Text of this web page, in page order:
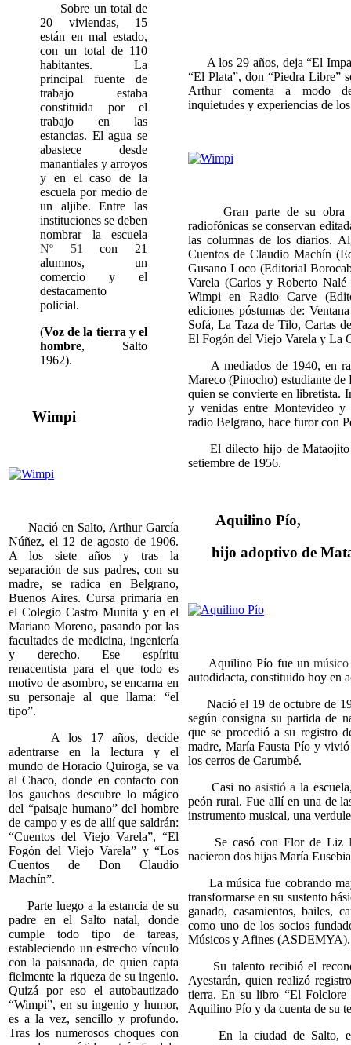
Sobre un total de
20 viviendas, 15
están en mal estado,
con un total de 110
habitantes. La
principal fuente de
trabajo estaba
constituida por el
trabajo en las
estancias. El agua se
abastece desde
manantiales y arroyos
y en el caso de la
escuela por medio de
un aljibe. Entre las
instituciones se deben
nombrar la escuela
Nº 51
con 21
alumnos, un
comercio y el
destacamento
policial.
(Voz de la tierra y el
hombre, Salto
1962).
Wimpi
Nació en Salto, Arthur García
Núñez, el 12 de agosto de 1906.
A los siete años y tras la
separación de sus padres, con su
madre, se radica en Belgrano,
Buenos Aires. Cursa primaria en
el Colegio Castro Munita y en el
Mariano Moreno, pasando por las
facultades de medicina, ingeniería
y derecho. Ese espíritu
renacentista para el que todo es
motivo de asombro, se encarna en
su personaje al que llama: “el
tipo”.
A los 17 años, decide
adentrarse en la lectura y el
mundo de Horacio Quiroga, se va
al Chaco, donde en contacto con
los gauchos descubre lo mágico
del “paisaje humano” del hombre
de campo y es de allí que saldrán:
“Cuentos del Viejo Varela”, “El
Fogón del Viejo Varela” y “Los
Cuentos de Don Claudio
Machín”.
Parte luego a la estancia de su
padre en el Salto natal, donde
cumple todo tipo de tareas,
estableciendo un estrecho vínculo
con la paisanada, de quien capta
fielmente la riqueza de su ingenio.
Quizá por eso el autobautizado
“Wimpi”, en su ingenio y humor,
es a la vez, sencillo y profundo.
Tras los numerosos choques con
A los 29 años, deja “El
“El Plata”, don “Piedra Libre”
Arthur comenta a modo
inquietudes y experiencias de
Gran parte de su obra se
radiofónicas se conservan
las columnas de los diarios.
Cuentos de Claudio Machín
Gusano Loco (Editorial
Varela (Carlos y Roberto
Wimpi en Radio Carve
ediciones póstumas de:
Sofá, La Taza de Tilo, Cartas
El Fogón del Viejo Varela y La
A mediados de 1940, en
Mareco (Pinocho) estudiante
quien se convierte en libretista.
y venidas entre Montevideo
radio Belgrano, hace furor con
El dilecto hijo de Mataojito
setiembre de 1956.
Aquilino Pío,
hijo adoptivo de
Aquilino Pío fue un
autodidacta, constituido hoy en
Nació el 19 de octubre de
según consigna su partida de
que se procedió a su registro
madre, María Fausta Pío y
los cerros de Carumbé.
Casi no asistió ala
peón rural. Fue allí en una de
instrumento musical, una
Se casó con Flor de Liz
nacieron dos hijas María
La música fue cobrando
transformarse en su sustento
ganado, casamientos, bailes,
como uno de los socios
Músicos y Afines (ASDEMYA).
Su talento recibió el
Ayestarán, quien realizó
tierra. En su libro “El Folclore
Aquilino Pío y da cuenta de su
En la ciudad de Salto, era